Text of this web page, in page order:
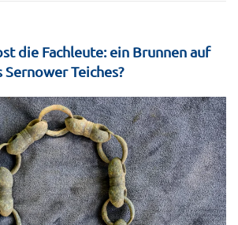
die Fachleute: ein Brunnen auf
Teiches?